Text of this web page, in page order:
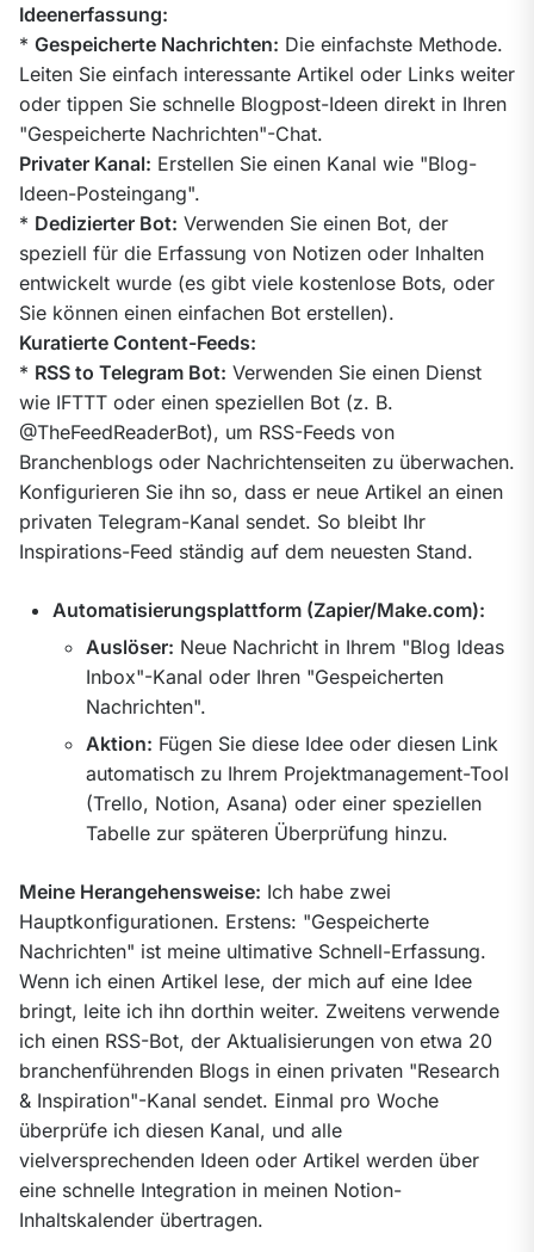
Ideenerfassung:
* Gespeicherte Nachrichten: Die einfachste Methode.
Leiten Sie einfach interessante Artikel oder Links weiter
oder tippen Sie schnelle Blogpost-Ideen direkt in Ihren
Privater Kanal: Erstellen Sie einen Kanal wie "Blog-
Ideen-Posteingang".
* Dedizierter Bot: Verwenden Sie einen Bot, der
speziell für die Erfassung von Notizen oder Inhalten
entwickelt wurde (es gibt viele kostenlose Bots, oder
Kuratierte Content-Feeds:
* RSS to Telegram Bot: Verwenden Sie einen Dienst
wie IFTTT oder einen speziellen Bot (z. B.
@TheFeedReaderBot), um RSS-Feeds von
Branchenblogs oder Nachrichtenseiten zu überwachen.
Konfigurieren Sie ihn so, dass er neue Artikel an einen
privaten Telegram-Kanal sendet. So bleibt Ihr
Inspirations-Feed ständig auf dem neuesten Stand.
Automatisierungsplattform (Zapier/Make.com):
Auslöser: Neue Nachricht in Ihrem "Blog Ideas
Inbox"-Kanal oder Ihren "Gespeicherten
Nachrichten".
Aktion: Fügen Sie diese Idee oder diesen Link
automatisch zu Ihrem Projektmanagement-Tool
(Trello, Notion, Asana) oder einer speziellen
Tabelle zur späteren Überprüfung hinzu.
Meine Herangehensweise: Ich habe zwei
Hauptkonfigurationen. Erstens: "Gespeicherte
Nachrichten" ist meine ultimative Schnell-Erfassung.
Wenn ich einen Artikel lese, der mich auf eine Idee
bringt, leite ich ihn dorthin weiter. Zweitens verwende
ich einen RSS-Bot, der Aktualisierungen von etwa 20
branchenführenden Blogs in einen privaten "Research
& Inspiration"-Kanal sendet. Einmal pro Woche
überprüfe ich diesen Kanal, und alle
vielversprechenden Ideen oder Artikel werden über
eine schnelle Integration in meinen Notion-
Inhaltskalender übertragen.